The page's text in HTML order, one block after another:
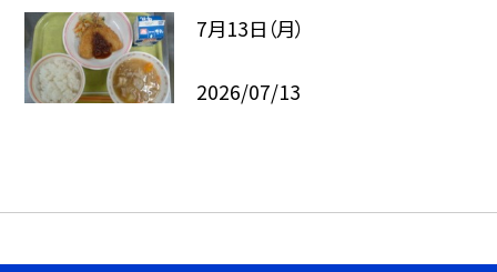
7月13日（月）
2026/07/13